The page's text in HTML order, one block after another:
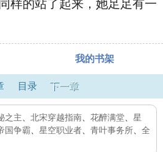
的站了起来，她足足有一
我的书架
目录 下一章
之主 北宋穿越指南 花醉满堂
星
国争霸 星空职业者 青叶事务所
全